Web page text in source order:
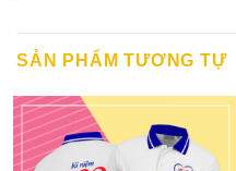
SẢN PHẨM TƯƠNG TỰ